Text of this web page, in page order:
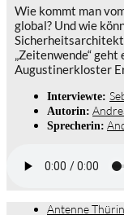
Wie kommt man
global? Und wie
„Zeitenwende“ geht
Augustinerkloster
Interviewte:
Autorin:
Sprecherin:
Antenne